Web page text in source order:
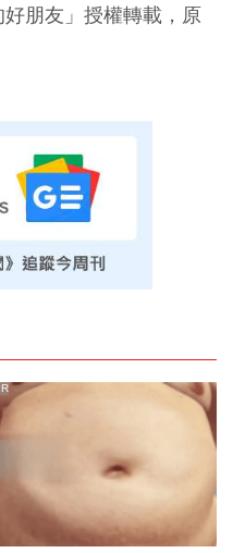
好朋友」授權轉載，原